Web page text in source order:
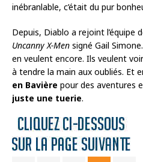
inébranlable, c’était du pur
Depuis, Diablo a rejoint l’équipe
Uncanny X-Men signé Gail
en veulent encore. Ils veulent
à tendre la main aux oubliés. Et
en Bavière pour des aventures
juste une tuerie.